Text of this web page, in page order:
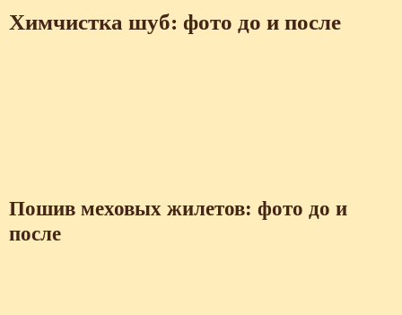
Химчистка шуб: фото до и после
Пошив меховых жилетов: фото до и
после